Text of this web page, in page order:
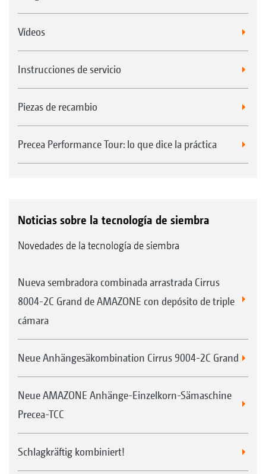
Vídeos
Instrucciones de servicio
Piezas de recambio
Precea Performance Tour: lo que dice la práctica
Noticias sobre la tecnología de siembra
Novedades de la tecnología de siembra
Nueva sembradora combinada arrastrada Cirrus
8004-2C Grand de AMAZONE con depósito de triple
cámara
Neue Anhängesäkombination Cirrus 9004-2C Grand
Neue AMAZONE Anhänge-Einzelkorn-Sämaschine
Precea-TCC
Schlagkräftig kombiniert!